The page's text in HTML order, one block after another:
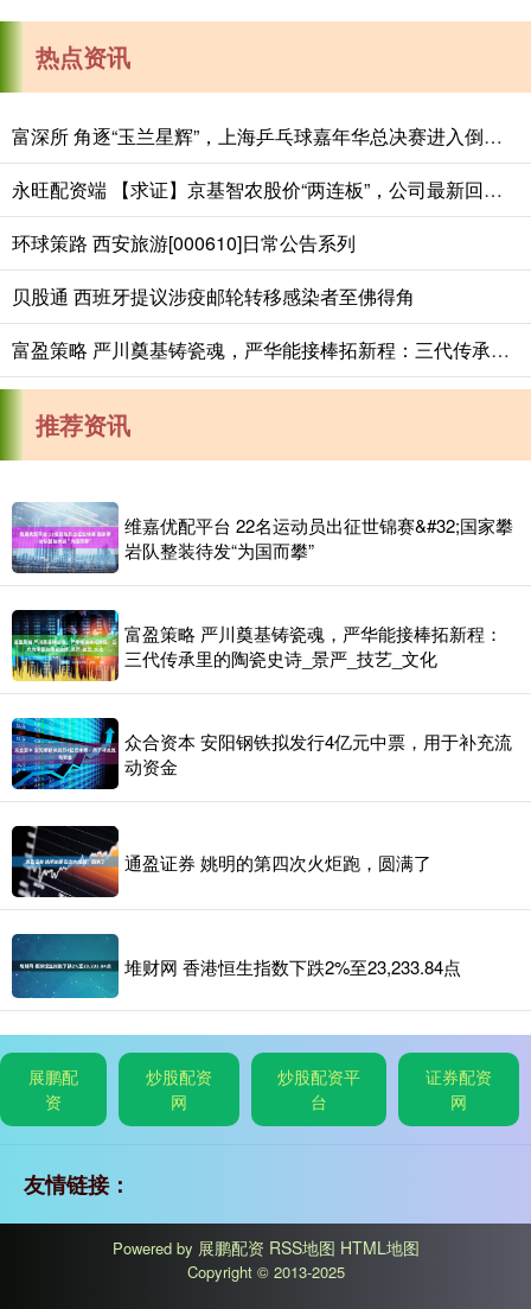
热点资讯
富深所 角逐“玉兰星辉”，上海乒乓球嘉年华总决赛进入倒计时
永旺配资端 【求证】京基智农股价“两连板”，公司最新回应：禽类养殖占比小
环球策路 西安旅游[000610]日常公告系列
贝股通 西班牙提议涉疫邮轮转移感染者至佛得角
富盈策略 严川奠基铸瓷魂，严华能接棒拓新程：三代传承里的陶瓷史诗_景严_技艺_文化
推荐资讯
维嘉优配平台 22名运动员出征世锦赛&#32;国家攀
岩队整装待发“为国而攀”
富盈策略 严川奠基铸瓷魂，严华能接棒拓新程：
三代传承里的陶瓷史诗_景严_技艺_文化
众合资本 安阳钢铁拟发行4亿元中票，用于补充流
动资金
通盈证券 姚明的第四次火炬跑，圆满了
堆财网 香港恒生指数下跌2%至23,233.84点
展鹏配
资
炒股配资
网
炒股配资平
台
证券配资
网
友情链接：
Powered by 展鹏配资 RSS地图 HTML地图
Copyright © 2013-2025